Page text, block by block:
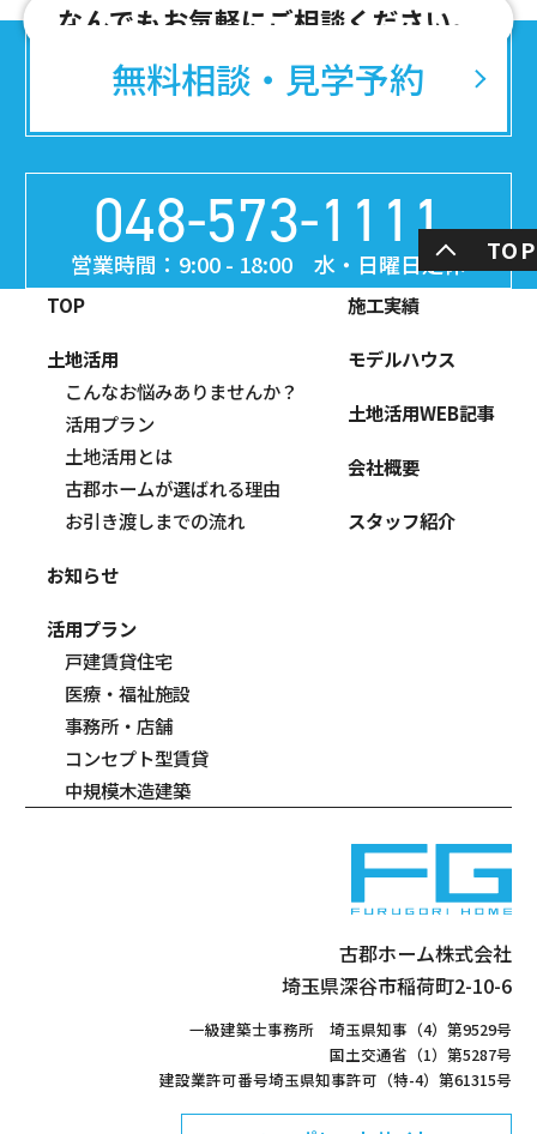
なんでもお気軽にご相談ください。
無料相談・見学予約
048-573-1111
営業時間：9:00 - 18:00 水・日曜日定休 TOP
TOP
土地活用
こんなお悩みありませんか？
活用プラン
土地活用とは
古郡ホームが選ばれる理由
お引き渡しまでの流れ
お知らせ
活用プラン
戸建賃貸住宅
医療・福祉施設
事務所・店舗
コンセプト型賃貸
中規模木造建築
施工実績
モデルハウス
土地活用WEB記事
会社概要
スタッフ紹介
古郡ホーム株式会社
埼玉県深谷市稲荷町2-10-6
一級建築士事務所 埼玉県知事（4）第9529号
国土交通省（1）第5287号
建設業許可番号埼玉県知事許可（特-4）第61315号